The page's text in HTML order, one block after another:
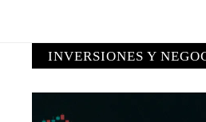
INVERSIONES Y